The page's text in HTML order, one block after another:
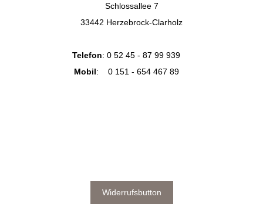
Schlossallee 7
33442 Herzebrock-Clarholz
Telefon: 0 52 45 - 87 99 939
Mobil: 0 151 - 654 467 89
Widerrufsbutton